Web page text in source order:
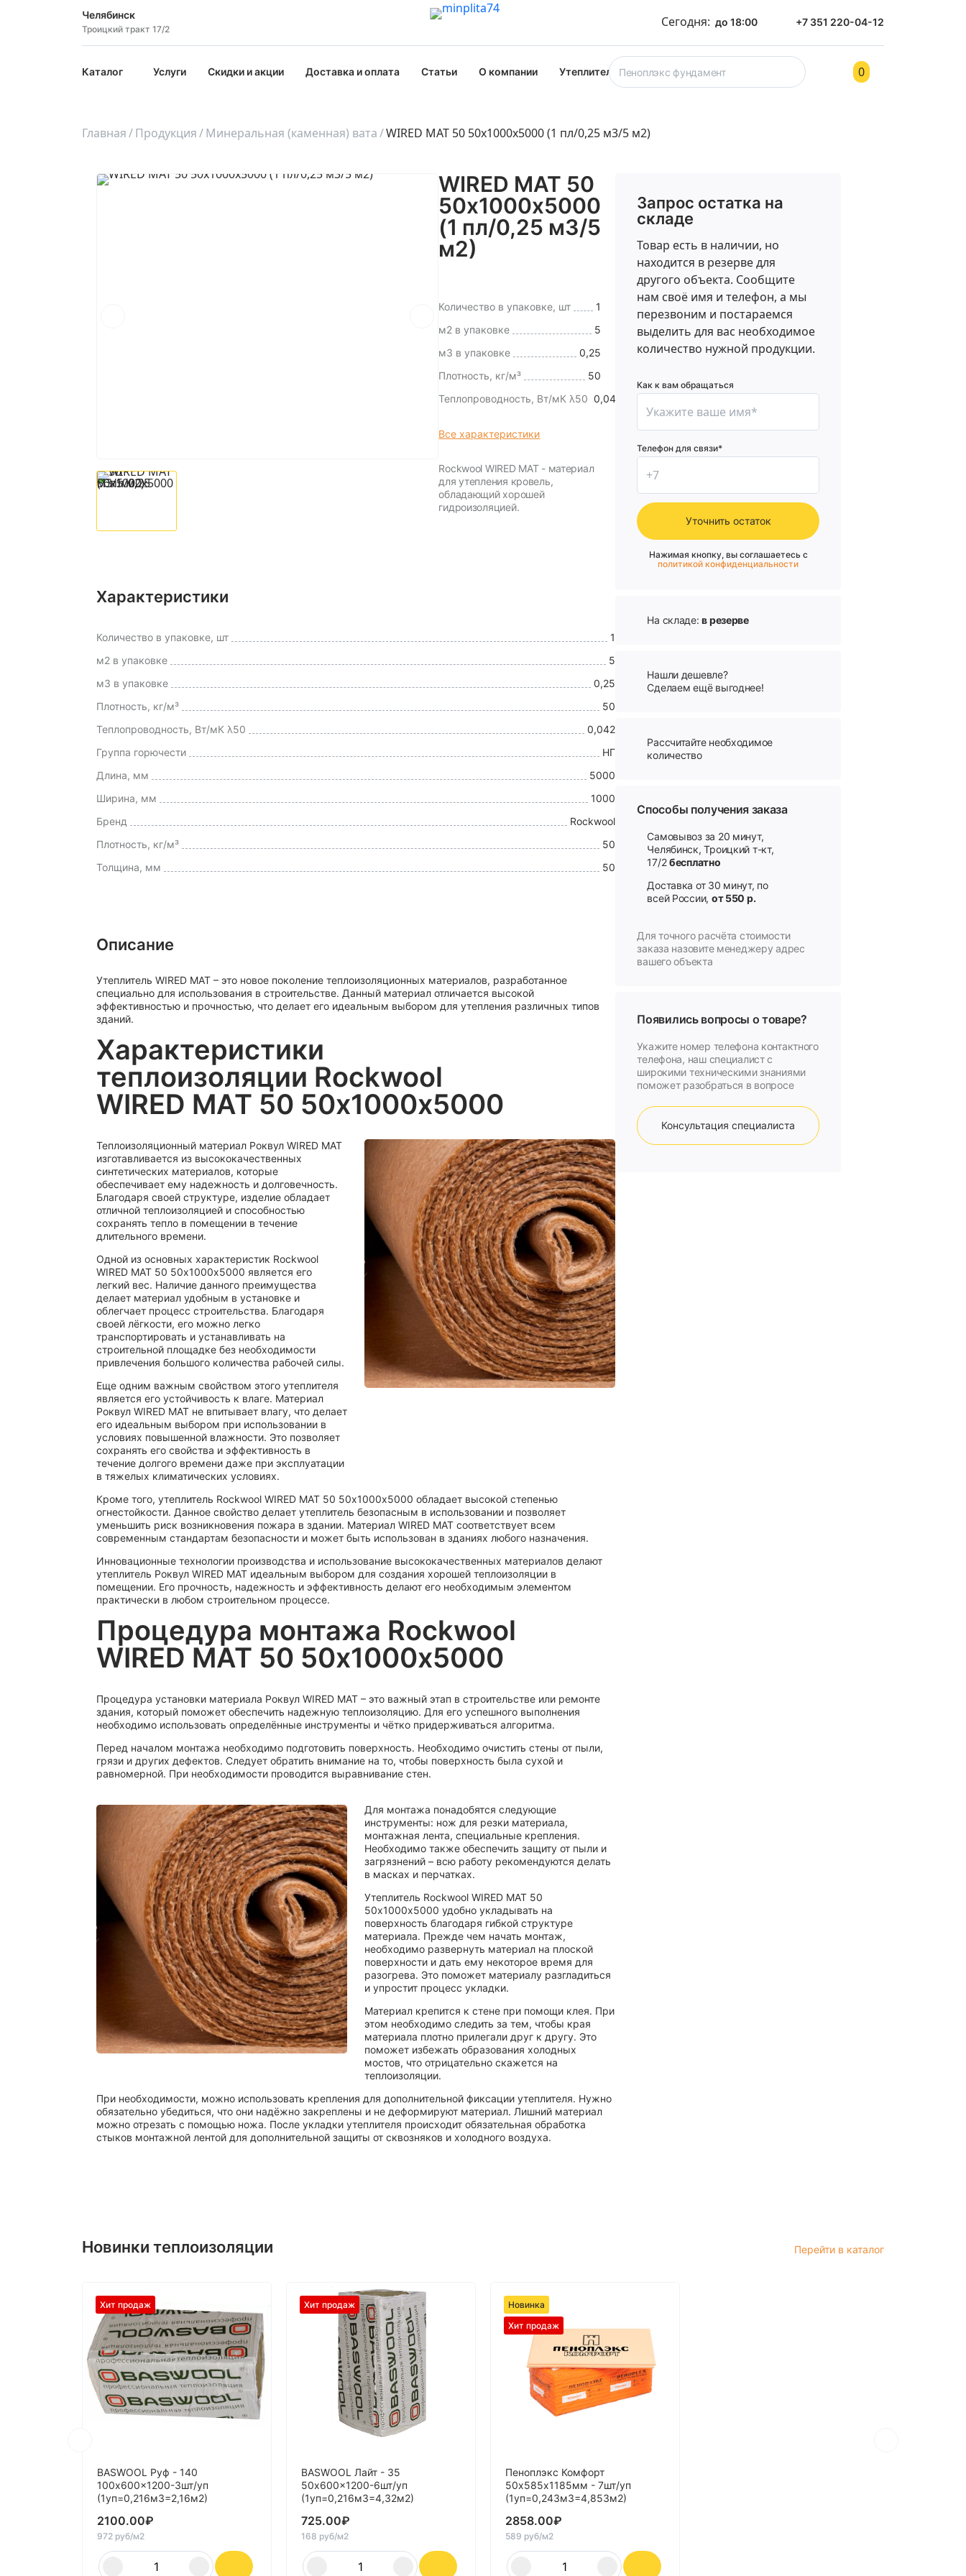
Челябинск
Троицкий тракт 17/2 Сегодня: до 18:00 +7 351 220-04-12
Каталог Услуги Скидки и акции Доставка и оплата Статьи О компании Утеплители оптом Контакты 0
Главная Продукция Минеральная (каменная) вата WIRED MAT 50 50х1000х5000 (1 пл/0,25 м3/5 м2)
WIRED MAT 50
50х1000х5000
(1 пл/0,25 м3/5
м2)
Количество в упаковке, шт
1
м2 в упаковке
5
м3 в упаковке
0,25
Плотность, кг/м³
50
Теплопроводность, Вт/мК λ50 0,042
Все характеристики
Rockwool WIRED MAT - материал
для утепления кровель,
обладающий хорошей
гидроизоляцией.
Характеристики
Количество в упаковке, шт
1
м2 в упаковке
5
м3 в упаковке
0,25
Плотность, кг/м³
50
Теплопроводность, Вт/мК λ50
0,042
Группа горючести
НГ
Длина, мм
5000
Ширина, мм
1000
Бренд
Rockwool
Плотность, кг/м³
50
Толщина, мм
50
Описание
Утеплитель WIRED MAT – это новое поколение теплоизоляционных материалов, разработанное
специально для использования в строительстве. Данный материал отличается высокой
эффективностью и прочностью, что делает его идеальным выбором для утепления различных типов
зданий.
Характеристики
теплоизоляции Rockwool
WIRED MAT 50 50х1000х5000
Теплоизоляционный материал Роквул WIRED MAT
изготавливается из высококачественных
синтетических материалов, которые
обеспечивает ему надежность и долговечность.
Благодаря своей структуре, изделие обладает
отличной теплоизоляцией и способностью
сохранять тепло в помещении в течение
длительного времени.
Одной из основных характеристик Rockwool
WIRED MAT 50 50х1000х5000 является его
легкий вес. Наличие данного преимущества
делает материал удобным в установке и
облегчает процесс строительства. Благодаря
своей лёгкости, его можно легко
транспортировать и устанавливать на
строительной площадке без необходимости
привлечения большого количества рабочей силы.
Еще одним важным свойством этого утеплителя
является его устойчивость к влаге. Материал
Роквул WIRED MAT не впитывает влагу, что делает
его идеальным выбором при использовании в
условиях повышенной влажности. Это позволяет
сохранять его свойства и эффективность в
течение долгого времени даже при эксплуатации
в тяжелых климатических условиях.
Кроме того, утеплитель Rockwool WIRED MAT 50 50х1000х5000 обладает высокой степенью
огнестойкости. Данное свойство делает утеплитель безопасным в использовании и позволяет
уменьшить риск возникновения пожара в здании. Материал WIRED MAT соответствует всем
современным стандартам безопасности и может быть использован в зданиях любого назначения.
Инновационные технологии производства и использование высококачественных материалов делают
утеплитель Роквул WIRED MAT идеальным выбором для создания хорошей теплоизоляции в
помещении. Его прочность, надежность и эффективность делают его необходимым элементом
практически в любом строительном процессе.
Процедура монтажа Rockwool
WIRED MAT 50 50х1000х5000
Процедура установки материала Роквул WIRED MAT – это важный этап в строительстве или ремонте
здания, который поможет обеспечить надежную теплоизоляцию. Для его успешного выполнения
необходимо использовать определённые инструменты и чётко придерживаться алгоритма.
Перед началом монтажа необходимо подготовить поверхность. Необходимо очистить стены от пыли,
грязи и других дефектов. Следует обратить внимание на то, чтобы поверхность была сухой и
равномерной. При необходимости проводится выравнивание стен.
Для монтажа понадобятся следующие
инструменты: нож для резки материала,
монтажная лента, специальные крепления.
Необходимо также обеспечить защиту от пыли и
загрязнений – всю работу рекомендуются делать
в масках и перчатках.
Утеплитель Rockwool WIRED MAT 50
50х1000х5000 удобно укладывать на
поверхность благодаря гибкой структуре
материала. Прежде чем начать монтаж,
необходимо развернуть материал на плоской
поверхности и дать ему некоторое время для
разогрева. Это поможет материалу разгладиться
и упростит процесс укладки.
Материал крепится к стене при помощи клея. При
этом необходимо следить за тем, чтобы края
материала плотно прилегали друг к другу. Это
поможет избежать образования холодных
мостов, что отрицательно скажется на
теплоизоляции.
При необходимости, можно использовать крепления для дополнительной фиксации утеплителя. Нужно
обязательно убедиться, что они надёжно закреплены и не деформируют материал. Лишний материал
можно отрезать с помощью ножа. После укладки утеплителя происходит обязательная обработка
стыков монтажной лентой для дополнительной защиты от сквозняков и холодного воздуха.
Запрос остатка на
складе
Товар есть в наличии, но
находится в резерве для
другого объекта. Сообщите
нам своё имя и телефон, а мы
перезвоним и постараемся
выделить для вас необходимое
количество нужной продукции.
Как к вам обращаться
Телефон для связи*
Уточнить остаток
Нажимая кнопку, вы соглашаетесь с
политикой конфиденциальности
На складе:в резерве
Нашли дешевле?
Сделаем ещё выгоднее!
Рассчитайте необходимое
количество
Способы получения заказа
Самовывоз за 20 минут,
Челябинск, Троицкий т-кт,
17/2бесплатно
Доставка от 30 минут, по
всей России, от 550 р.
Для точного расчёта стоимости
заказа назовите менеджеру адрес
вашего объекта
Появились вопросы о товаре?
Укажите номер телефона контактного
телефона, наш специалист с
широкими техническими знаниями
поможет разобраться в вопросе
Консультация специалиста
Новинки теплоизоляции Перейти в каталог
Хит продаж
BASWOOL Руф - 140
100x600x1200-3шт/уп
(1уп=0,216м3=2,16м2)
2100.00₽
972 руб/м2
Хит продаж
BASWOOL Лайт - 35
50x600x1200-6шт/уп
(1уп=0,216м3=4,32м2)
725.00₽
168 руб/м2
Новинка
Хит продаж
Пеноплэкс Комфорт
50х585х1185мм - 7шт/уп
(1уп=0,243м3=4,853м2)
2858.00₽
589 руб/м2